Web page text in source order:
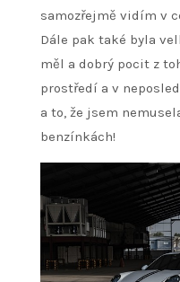
samozřejmě vidím v
Dále pak také byla
měl a dobrý pocit z
prostředí a v
a to, že jsem
benzínkách!